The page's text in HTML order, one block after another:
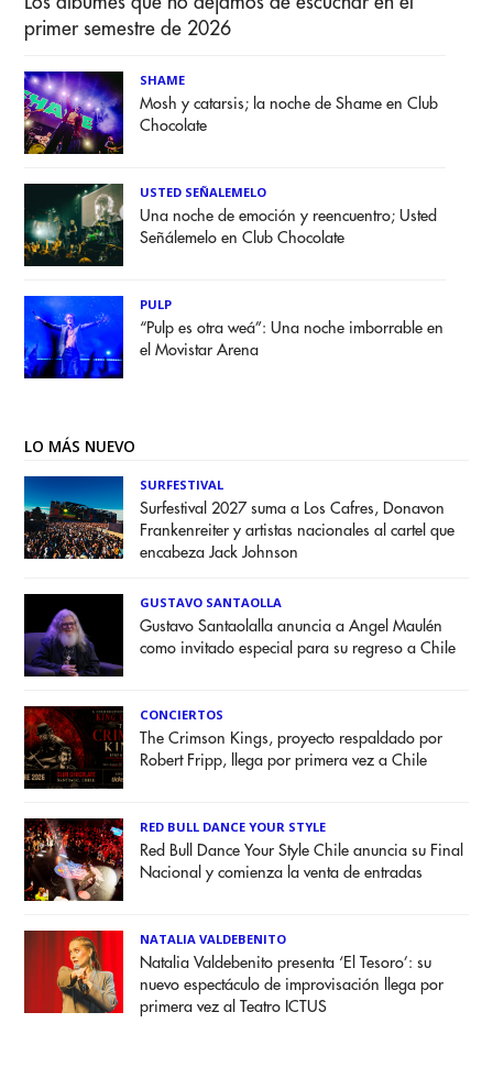
primer semestre de 2026
SHAME
Mosh y catarsis; la noche de Shame en Club
Chocolate
USTED SEÑALEMELO
Una noche de emoción y reencuentro; Usted
Señálemelo en Club Chocolate
PULP
“Pulp es otra weá”: Una noche imborrable en
el Movistar Arena
LO MÁS NUEVO
SURFESTIVAL
Surfestival 2027 suma a Los Cafres, Donavon
Frankenreiter y artistas nacionales al cartel que
encabeza Jack Johnson
GUSTAVO SANTAOLLA
Gustavo Santaolalla anuncia a Angel Maulén
como invitado especial para su regreso a Chile
CONCIERTOS
The Crimson Kings, proyecto respaldado por
Robert Fripp, llega por primera vez a Chile
RED BULL DANCE YOUR STYLE
Red Bull Dance Your Style Chile anuncia su Final
Nacional y comienza la venta de entradas
NATALIA VALDEBENITO
Natalia Valdebenito presenta ‘El Tesoro’: su
nuevo espectáculo de improvisación llega por
primera vez al Teatro ICTUS